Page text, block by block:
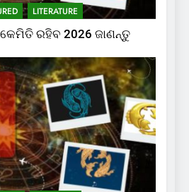
LITERATURE
କେମିତି ରହିବ 2026 ଜାଣନ୍ତୁ